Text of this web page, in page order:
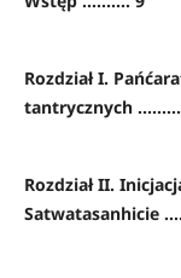
Rozdział I.
tantrycznych
Rozdział II.
Satwatasanhicie